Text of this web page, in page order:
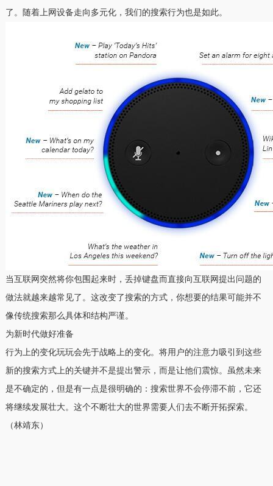
了。随着上网设备走向多元化，我们的搜索行为也是如此。
当互联网突然将你包围起来时，丢掉键盘而直接向互联网提出问题的
做法就越来越常见了。这改变了搜索的方式，你想要的结果可能并不
像传统搜索那么具体和结构严谨。
为新时代做好准备
行为上的变化玩玩会先于战略上的变化。将用户的注意力吸引到这些
新的搜索方式上的关键并不是提出警示，而是让他们震惊。虽然未来
是不确定的，但是有一点是很明确的：搜索世界不会停滞不前，它还
将继续发展壮大。这个不断壮大的世界需要人们去不断开拓探索。
（林靖东）